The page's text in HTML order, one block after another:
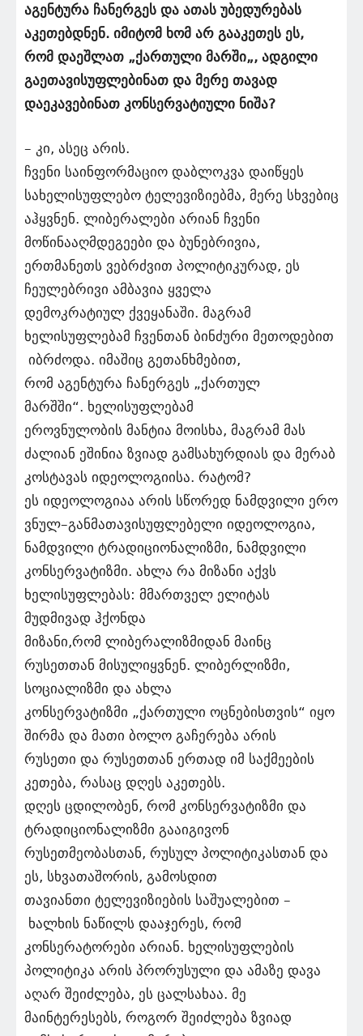
აგენტურა ჩანერგეს და ათას უბედურებას
აკეთებდნენ. იმიტომ ხომ არ გააკეთეს ეს,
რომ დაეშლათ „ქართული მარში„, ადგილი
გაეთავისუფლებინათ და მერე თავად
დაეკავებინათ კონსერვატიული ნიშა?
– კი, ასეც არის.
ჩვენი საინფორმაციო დაბლოკვა დაიწყეს
სახელისუფლებო ტელევიზიებმა, მერე სხვებიც
აჰყვნენ. ლიბერალები არიან ჩვენი
მოწინააღმდეგეები და ბუნებრივია,
ერთმანეთს ვებრძვით პოლიტიკურად, ეს
ჩეულებრივი ამბავია ყველა
დემოკრატიულ ქვეყანაში. მაგრამ
ხელისუფლებამ ჩვენთან ბინძური მეთოდებით
იბრძოდა. იმაშიც გეთანხმებით,
რომ აგენტურა ჩანერგეს „ქართულ
მარშში“. ხელისუფლებამ
ეროვნულობის მანტია მოისხა, მაგრამ მას
ძალიან ეშინია ზვიად გამსახურდიას და მერაბ
კოსტავას იდეოლოგიისა. რატომ?
ეს იდეოლოგიაა არის სწორედ ნამდვილი ერო
ვნულ–განმათავისუფლებელი იდეოლოგია,
ნამდვილი ტრადიციონალიზმი, ნამდვილი
კონსერვატიზმი. ახლა რა მიზანი აქვს
ხელისუფლებას: მმართველ ელიტას
მუდმივად ჰქონდა
მიზანი,რომ ლიბერალიზმიდან მაინც
რუსეთთან მისულიყვნენ. ლიბერლიზმი,
სოციალიზმი და ახლა
კონსერვატიზმი „ქართული ოცნებისთვის“ იყო
შირმა და მათი ბოლო გაჩერება არის
რუსეთი და რუსეთთან ერთად იმ საქმეების
კეთება, რასაც დღეს აკეთებს.
დღეს ცდილობენ, რომ კონსერვატიზმი და
ტრადიციონალიზმი გააიგივონ
რუსეთმეობასთან, რუსულ პოლიტიკასთან და
ეს, სხვათაშორის, გამოსდით
თავიანთი ტელევიზიების საშუალებით –
ხალხის ნაწილს დააჯერეს, რომ
კონსერატორები არიან. ხელისუფლების
პოლიტიკა არის პრორუსული და ამაზე დავა
აღარ შეიძლება, ეს ცალსახაა. მე
მაინტერესებს, როგორ შეიძლება ზვიად